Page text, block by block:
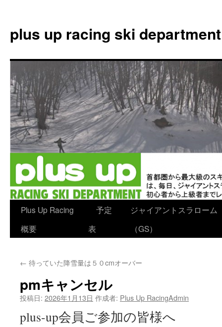
plus up racing ski department
ン
ン
ツ
へ
ス
Plus Up Racing
概要
予定
表
ジャイアントスラローム
（GS）
← 待っていた降雪量は５０cmオーバー
pmキャンセル
投稿日: 2026年1月13日 作成者: Plus Up RacingAdmin
plus-up会員ご参加の皆様へ